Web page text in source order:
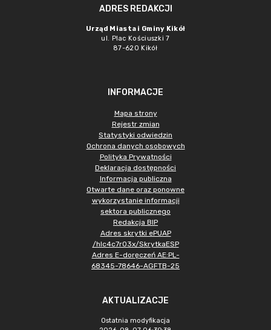
ADRES REDAKCJI
Urząd Miasta i Gminy Kikół
ul. Plac Kościuszki 7
87-620 Kikół
INFORMACJE
Mapa strony
Rejestr zmian
Statystyki odwiedzin
Ochrona danych osobowych
Polityka Prywatności
Deklaracja dostępności
Informacja publiczna
Otwarte dane oraz ponowne
wykorzystanie informacji
sektora publicznego
Redakcja BIP
Adres skrytki ePUAP
/hlc4c7r03x/SkrytkaESP
Adres E-doręczeń AE:PL-
68345-78646-AGFTB-25
AKTUALIZACJE
Ostatnia modyfikacja